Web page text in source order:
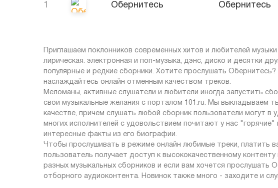
1 Обернитесь Обернитесь
Приглашаем поклонников современных хитов и любителей
лирическая. электронная и поп-музыка, дэнс, диско и десятки
популярные и редкие сборники. Хотите прослушать
наслаждайтесь онлайн отменным качеством треков.
Меломаны, активные слушатели и любители иногда запустить
свои музыкальные желания с порталом 101.ru. Мы выкладываем
качестве, причем слушать любой сборник пользователи могут
многих исполнителей с удовольствием почитают у нас
интересные факты из его биографии.
Чтобы прослушивать в режиме онлайн любимые треки, платить
пользователь получает доступ к высококачественному
разных музыкальных сборников и если вам хочется прослушать
отборного аудиоконтента. Новинок также много - заходите и